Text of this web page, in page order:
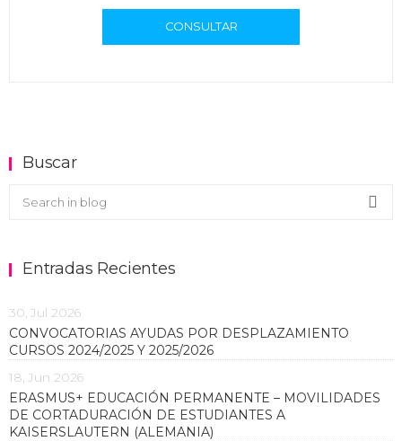
CONSULTAR
Buscar
Buscar en el blog
Entradas Recientes
30, Jul 2026
CONVOCATORIAS AYUDAS POR DESPLAZAMIENTO
CURSOS 2024/2025 Y 2025/2026
18, Jun 2026
ERASMUS+ EDUCACIÓN PERMANENTE – MOVILIDADES
DE CORTADURACIÓN DE ESTUDIANTES A
KAISERSLAUTERN (ALEMANIA)